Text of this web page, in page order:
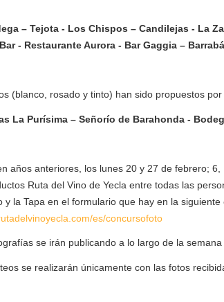
– Tejota - Los Chispos – Candilejas - La
- Restaurante Aurora - Bar Gaggia –
(blanco, rosado y tinto) han sido propuestos
La Purísima – Señorío de Barahonda -
años anteriores, los lunes 20 y 27 de febrero;
Ruta del Vino de Yecla entre todas las
y la Tapa en el formulario que hay en la siguiente
es/concursofoto
se irán publicando a lo largo de la
se realizarán únicamente con las fotos